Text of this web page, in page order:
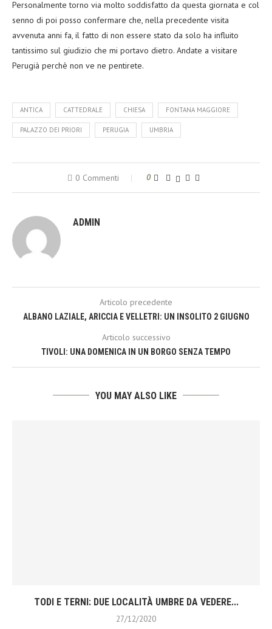
Personalmente torno via molto soddisfatto da questa giornata e col
senno di poi posso confermare che, nella precedente visita
avvenuta anni fa, il fatto di non essere stato da solo ha influito
tantissimo sul giudizio che mi portavo dietro. Andate a visitare
Perugià perchè non ve ne pentirete.
ANTICA CATTEDRALE CHIESA FONTANA MAGGIORE
PALAZZO DEI PRIORI PERUGIA UMBRIA
0 Commenti 0
ADMIN
Articolo precedente
ALBANO LAZIALE, ARICCIA E VELLETRI: UN INSOLITO 2 GIUGNO
Articolo successivo
TIVOLI: UNA DOMENICA IN UN BORGO SENZA TEMPO
YOU MAY ALSO LIKE
TODI E TERNI: DUE LOCALITÀ UMBRE DA VEDERE...
27/12/2020